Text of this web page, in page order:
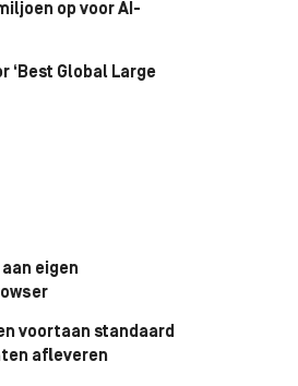
op voor AI-
‘Best Global Large
eigen
voortaan standaard
afleveren